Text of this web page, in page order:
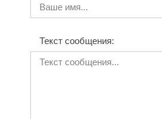
Текст сообщения: